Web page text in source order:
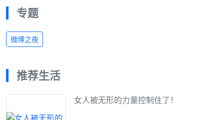
专题
微博之夜
推荐生活
女人被无形的力量控制住了！